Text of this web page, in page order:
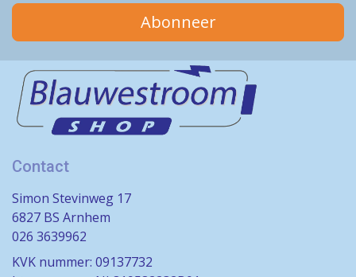
Abonneer
Contact
Simon Stevinweg 17
6827 BS Arnhem
026 3639962
KVK nummer: 09137732